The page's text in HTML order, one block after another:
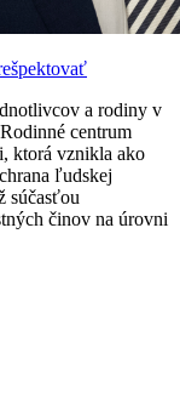
a rodiny v
centrum
ktorá vznikla ako
ľudskej
súčasťou
činov na úrovni